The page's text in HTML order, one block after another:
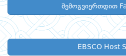
შემოგვიერთდით
EBSCO Host